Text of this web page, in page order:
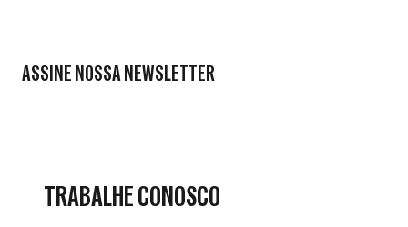
ASSINE NOSSA NEWSLETTER
TRABALHE CONOSCO